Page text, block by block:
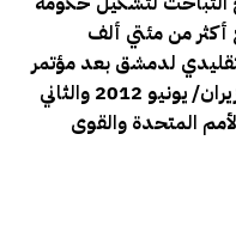
أكثر من مئتي ألف
لدمشق بعد مؤتمر
الأول لمحادثات السلام في حزيران/ يونيو 2012 والثاني
إشراف الأمم المتحدة والقوى